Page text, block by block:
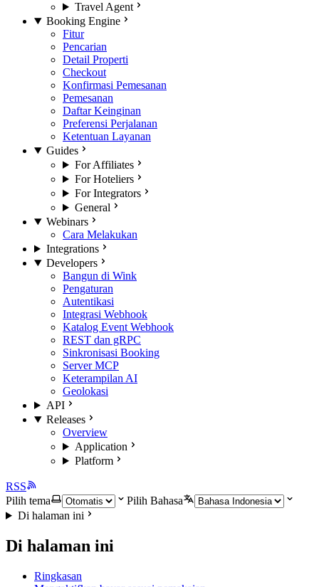
Travel Agent
Booking Engine
Fitur
Pencarian
Detail Properti
Checkout
Konfirmasi Pemesanan
Pemesanan
Daftar Keinginan
Preferensi Perjalanan
Ketentuan Layanan
Guides
For Affiliates
For Hoteliers
For Integrators
General
Webinars
Cara Melakukan
Integrations
Developers
Bangun di Wink
Pengaturan
Autentikasi
Integrasi Webhook
Katalog Event Webhook
REST dan gRPC
Sinkronisasi Booking
Server MCP
Keterampilan AI
Geolokasi
API
Releases
Overview
Application
Platform
RSS
Pilih tema
Pilih Bahasa
Di halaman ini
Di halaman ini
Ringkasan